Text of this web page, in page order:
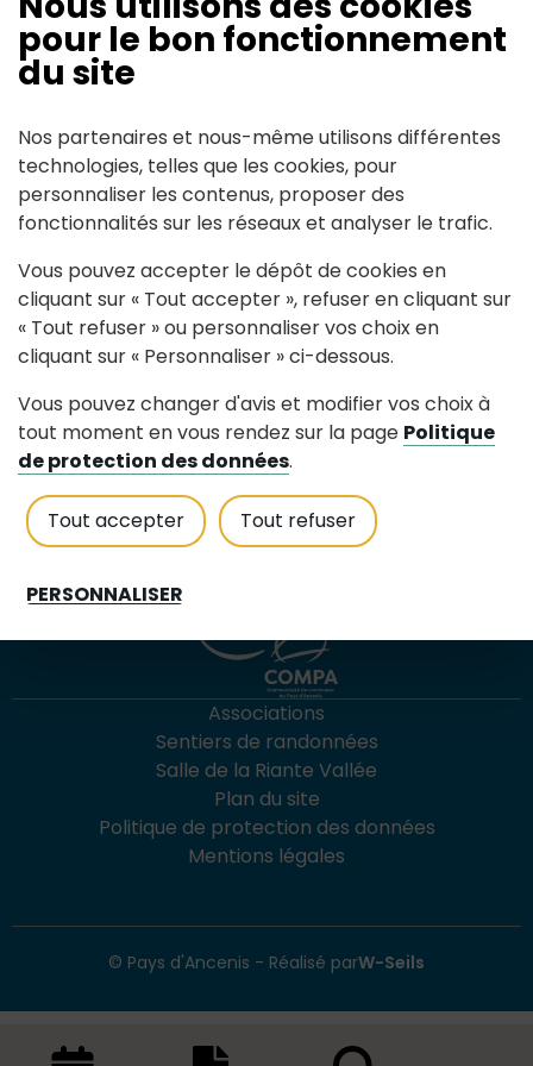
pour le bon fonctionnement
du site
Nos partenaires et nous-même utilisons différentes
technologies, telles que les cookies, pour
personnaliser les contenus, proposer des
fonctionnalités sur les réseaux et analyser le trafic.
Vous pouvez accepter le dépôt de cookies en
cliquant sur « Tout accepter », refuser en cliquant sur
« Tout refuser » ou personnaliser vos choix en
cliquant sur « Personnaliser » ci-dessous.
Vous pouvez changer d'avis et modifier vos choix à
tout moment en vous rendez sur la page Politique
de protection des données.
Tout accepter Tout refuser
PERSONNALISER
170, rue du Cèdre 44440 RIAILLÉ
Tél : 02 40 97 80 25
Contactez nous
accueilmairie@riaille.fr
Horaires d'accueil
Lundi au jeudi : 8h30-12h30
Samedi : fermé tous les samedis
Associations
Sentiers de randonnées
Salle de la Riante Vallée
Plan du site
Politique de protection des données
Mentions légales
© Pays d'Ancenis - Réalisé parW-Seils